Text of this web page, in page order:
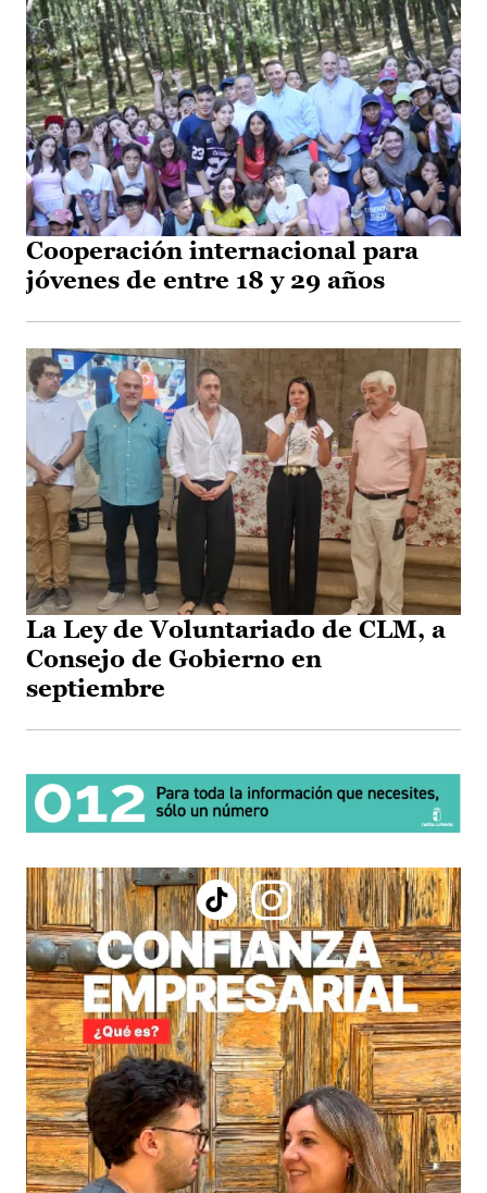
Cooperación internacional para
jóvenes de entre 18 y 29 años
La Ley de Voluntariado de CLM, a
Consejo de Gobierno en
septiembre